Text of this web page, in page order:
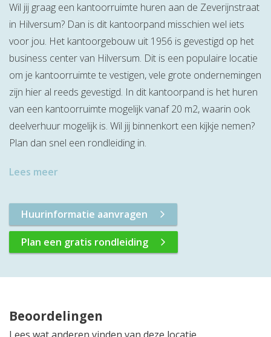
Wil jij graag een kantoorruimte huren aan de Zeverijnstraat
in Hilversum? Dan is dit kantoorpand misschien wel iets
voor jou. Het kantoorgebouw uit 1956 is gevestigd op het
business center van Hilversum. Dit is een populaire locatie
om je kantoorruimte te vestigen, vele grote ondernemingen
zijn hier al reeds gevestigd. In dit kantoorpand is het huren
van een kantoorruimte mogelijk vanaf 20 m2, waarin ook
deelverhuur mogelijk is. Wil jij binnenkort een kijkje nemen?
Plan dan snel een rondleiding in.
Lees meer
Huurinformatie aanvragen
Plan een gratis rondleiding
Beoordelingen